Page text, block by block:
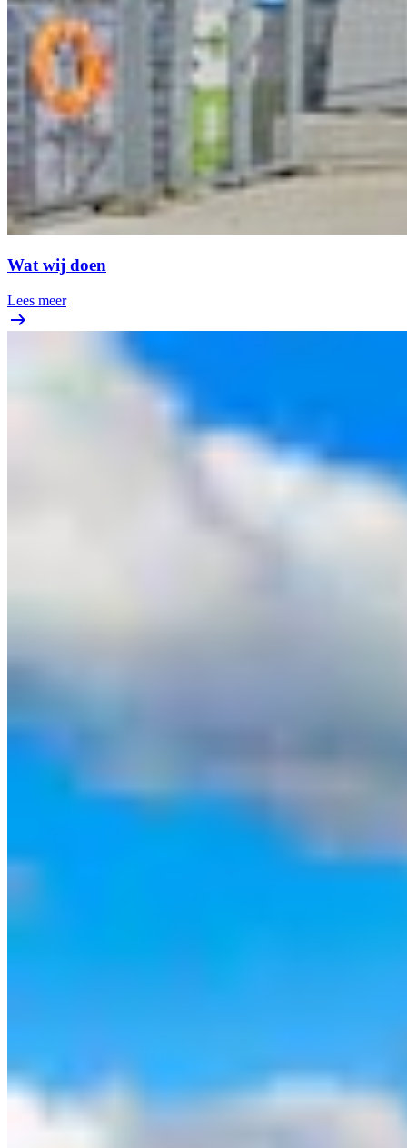
Wat wij doen
Lees meer